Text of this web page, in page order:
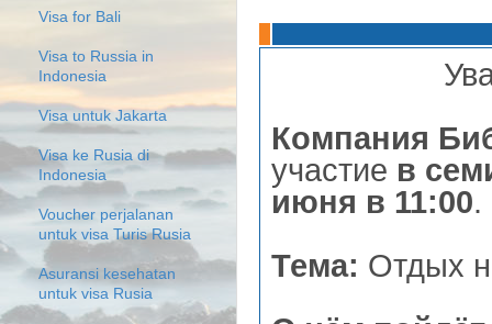
Компания
участие в
июня в 11:00.
Тема: Отдых
Visa for Bali
Visa to Russia in
Indonesia
Visa untuk Jakarta
Visa ke Rusia di
Indonesia
Voucher perjalanan
untuk visa Turis Rusia
Asuransi kesehatan
untuk visa Rusia